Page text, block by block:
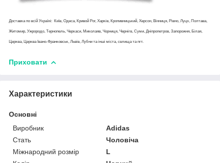
Доставка по всій Україні: Київ, Одеса, Кривой Рог, Харків, Кропивницький, Херсон, Вінниця, Рівно, Луцк, Полтава,
Житомир, Ужрородо, Тернопель, Черкаси, Миколаяв, Чорниця, Чернігв, Суми, Дніпропетров, Запорожня, Білая,
Церква, Церква Івано-Франковськ, Львів, Лубни та інші міста, селища та пгт.
Приховати
Характеристики
Основні
Виробник
Adidas
Стать
Чоловіча
Міжнародний розмір
L